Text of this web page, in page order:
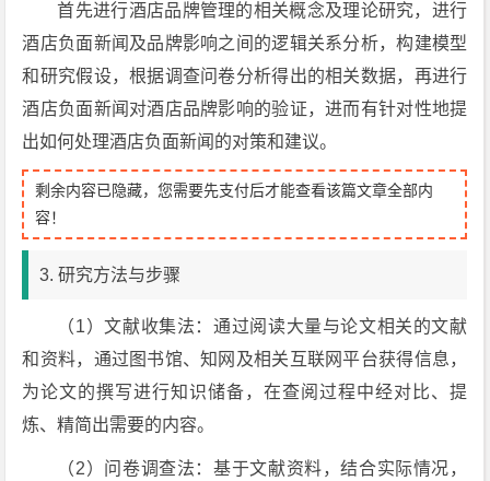
首先进行酒店品牌管理的相关概念及理论研究，进行
酒店负面新闻及品牌影响之间的逻辑关系分析，构建模型
和研究假设，根据调查问卷分析得出的相关数据，再进行
酒店负面新闻对酒店品牌影响的验证，进而有针对性地提
出如何处理酒店负面新闻的对策和建议。
剩余内容已隐藏，您需要先支付后才能查看该篇文章全部内
容！
3. 研究方法与步骤
（1）文献收集法：通过阅读大量与论文相关的文献
和资料，通过图书馆、知网及相关互联网平台获得信息，
为论文的撰写进行知识储备，在查阅过程中经对比、提
炼、精简出需要的内容。
（2）问卷调查法：基于文献资料，结合实际情况，